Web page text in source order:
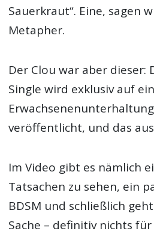
Sauerkraut“. Eine, sagen
Metapher.
Der Clou war aber dieser:
Single wird exklusiv auf
veröffentlicht, und das
Im Video gibt es nämlich
Tatsachen zu sehen, ein
BDSM und schließlich
Sache – definitiv nichts